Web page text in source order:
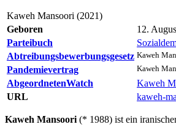
Kaweh Mansoori (2021)
Geboren
12.
Parteibuch
Abtreibungs­bewerbungs­gesetz Kaweh
Pandemie­vertrag Kaweh
AbgeordnetenWatch
Kaweh
URL
kaweh-
Kaweh Mansoori (* 1988) ist ein